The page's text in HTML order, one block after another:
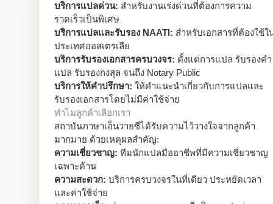
บริการแปลด่วน: สำหรับงานเร่งด่วนที่ต้องการความ
รวดเร็วเป็นพิเศษ
บริการแปลและรับรอง NAATI: สำหรับเอกสารที่ต้องใช้ใ
ประเทศออสเตรเลีย
บริการรับรองเอกสารครบวงจร: ตั้งแต่การแปล รับรองคำ
แปล รับรองกงสุล จนถึง Notary Public
บริการให้คำปรึกษา: ให้คำแนะนำเกี่ยวกับการแปลและ
รับรองเอกสารโดยไม่มีค่าใช้จ่าย
ทำไมลูกค้าเลือกเรา
สถาบันภาษาเอ็นวายซีได้รับความไว้วางใจจากลูกค้า
มากมาย ด้วยเหตุผลสำคัญ:
ความเชี่ยวชาญ: ทีมนักแปลมืออาชีพที่มีความเชี่ยวชาญ
เฉพาะด้าน
ความสะดวก: บริการครบวงจรในที่เดียว ประหยัดเวลา
และค่าใช้จ่าย